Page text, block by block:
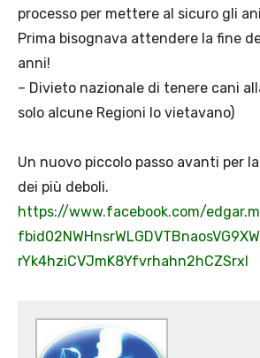
processo per mettere al sicuro gli
Prima bisognava attendere la fine
anni!
– Divieto nazionale di tenere cani
solo alcune Regioni lo vietavano)
Un nuovo piccolo passo avanti per
dei più deboli.
https://www.facebook.com/
rYk4hziCVJmK8Yfvrhahn2hCZSrxl